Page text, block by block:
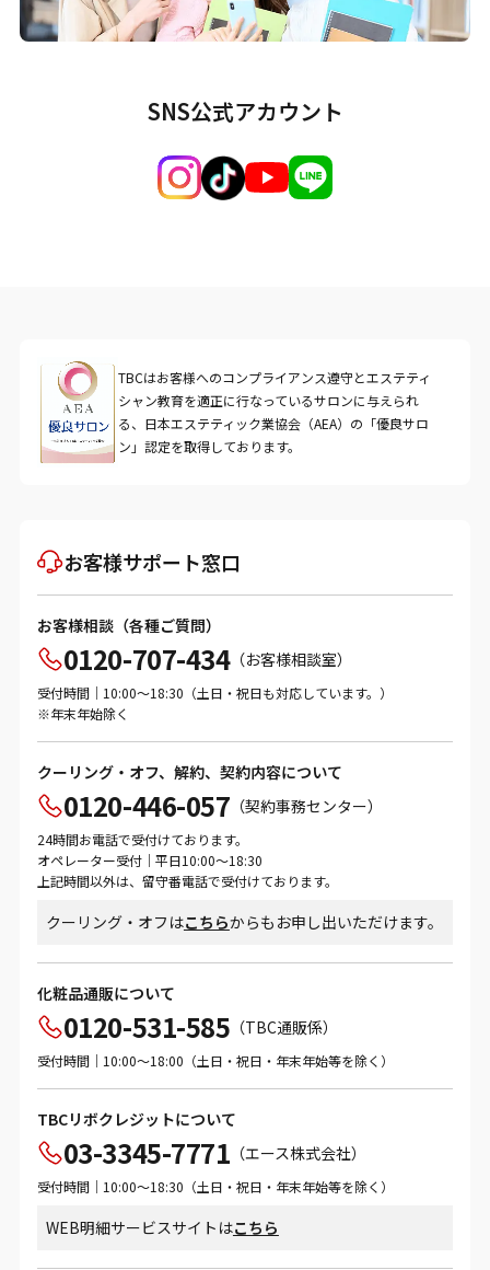
SNS公式アカウント
TBCはお客様へのコンプライアンス遵守とエステティ
シャン教育を適正に行なっているサロンに与えられ
る、日本エステティック業協会（AEA）の「優良サロ
ン」認定を取得しております。
お客様サポート窓口
お客様相談（各種ご質問）
0120-707-434（お客様相談室）
受付時間｜10:00～18:30（土日・祝日も対応しています。）
※年末年始除く
クーリング・オフ、解約、契約内容について
0120-446-057 （契約事務センター）
24時間お電話で受付けております。
オペレーター受付｜平日10:00～18:30
上記時間以外は、留守番電話で受付けております。
クーリング・オフはこちらからもお申し出いただけます。
化粧品通販について
0120-531-585 （TBC通販係）
受付時間｜10:00～18:00（土日・祝日・年末年始等を除く）
TBCリボクレジットについて
03-3345-7771 （エース株式会社）
受付時間｜10:00～18:30（土日・祝日・年末年始等を除く）
WEB明細サービスサイトはこちら